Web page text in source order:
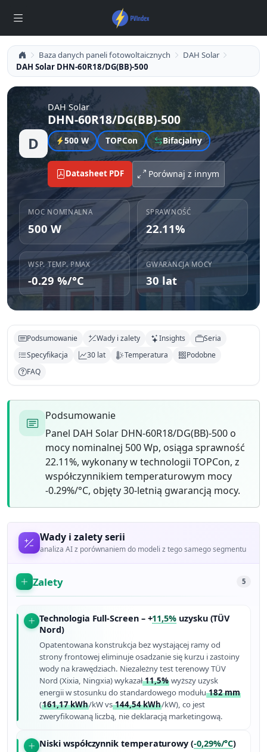
Baza danych paneli fotowoltaicznych
DAH Solar
DAH Solar DHN-60R18/DG(BB)-500
D
DAH Solar
DHN-60R18/DG(BB)-500
500 W TOPCon Bifacjalny
Datasheet PDF Porównaj z innym
MOC NOMINALNA
500 W
SPRAWNOŚĆ
22.11%
WSP. TEMP. PMAX
-0.29 %/°C
GWARANCJA MOCY
30 lat
Podsumowanie Wady i zalety Insights
Seria
Specyfikacja
30 lat Temperatura
Podobne
FAQ
Podsumowanie
Panel DAH Solar DHN-60R18/DG(BB)-500 o
mocy nominalnej 500 Wp, osiąga sprawność
22.11%, wykonany w technologii TOPCon, z
współczynnikiem temperaturowym mocy
-0.29%/°C, objęty 30-letnią gwarancją mocy.
Wady i zalety serii
analiza AI z porównaniem do modeli z tego samego segmentu
Zalety 5
Technologia Full-Screen – +11,5% uzysku (TÜV
Nord)
Opatentowana konstrukcja bez wystającej ramy od
strony frontowej eliminuje osadzanie się kurzu i zastoiny
wody na krawędziach. Niezależny test terenowy TÜV
Nord (Xixia, Ningxia) wykazał11,5% wyższy uzysk
energii w stosunku do standardowego modułu182 mm
(161,17 kWh/kW vs144,54 kWh/kW), co jest
zweryfikowaną liczbą, nie deklaracją marketingową.
Niski współczynnik temperaturowy (-0,29%/°C)